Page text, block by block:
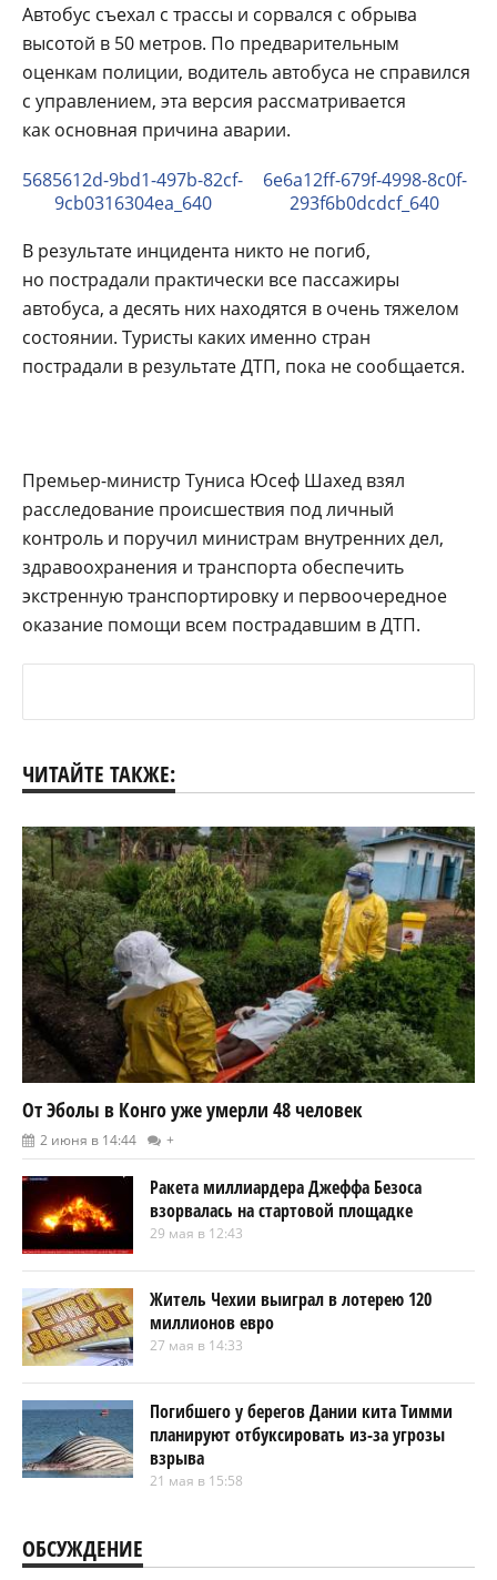
Автобус съехал с трассы и сорвался с обрыва
высотой в 50 метров. По предварительным
оценкам полиции, водитель автобуса не справился
с управлением, эта версия рассматривается
как основная причина аварии.
5685612d-9bd1-497b-82cf-
9cb0316304ea_640
6e6a12ff-679f-4998-8c0f-
293f6b0dcdcf_640
В результате инцидента никто не погиб,
но пострадали практически все пассажиры
автобуса, а десять них находятся в очень тяжелом
состоянии. Туристы каких именно стран
пострадали в результате ДТП, пока не сообщается.
Премьер-министр Туниса Юсеф Шахед взял
расследование происшествия под личный
контроль и поручил министрам внутренних дел,
здравоохранения и транспорта обеспечить
экстренную транспортировку и первоочередное
оказание помощи всем пострадавшим в ДТП.
ЧИТАЙТЕ ТАКЖЕ:
От Эболы в Конго уже умерли 48 человек
2 июня в 14:44 +
Ракета миллиардера Джеффа Безоса
взорвалась на стартовой площадке
29 мая в 12:43
Житель Чехии выиграл в лотерею 120
миллионов евро
27 мая в 14:33
Погибшего у берегов Дании кита Тимми
планируют отбуксировать из-за угрозы
взрыва
21 мая в 15:58
ОБСУЖДЕНИЕ